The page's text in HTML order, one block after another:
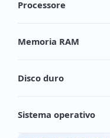
Processore
Memoria RAM
Disco duro
Sistema operativo